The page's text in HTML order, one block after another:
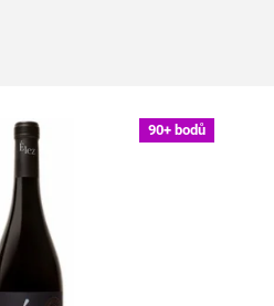
90+ bodů